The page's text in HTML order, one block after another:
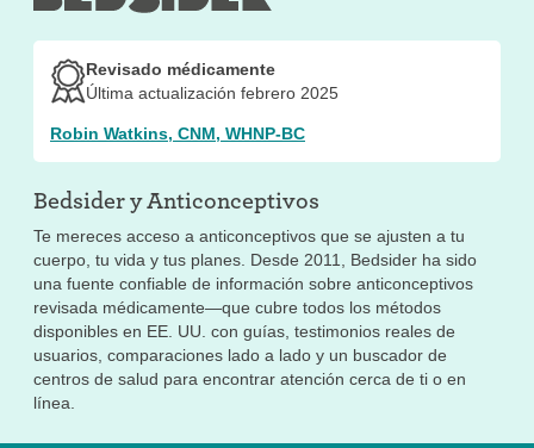
Revisado médicamente
Última actualización febrero 2025
Robin Watkins, CNM, WHNP-BC
Bedsider yAnticonceptivos
Te mereces acceso a anticonceptivos que se ajusten a tu
cuerpo, tu vida y tus planes. Desde 2011, Bedsider ha sido
una fuente confiable de información sobre anticonceptivos
revisada médicamente—que cubre todos los métodos
disponibles en EE. UU. con guías, testimonios reales de
usuarios, comparaciones lado a lado y un buscador de
centros de salud para encontrar atención cerca de ti o en
línea.